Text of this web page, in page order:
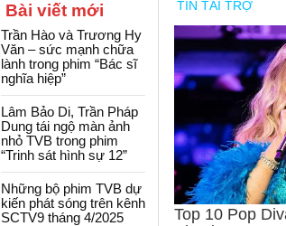
Bài viết mới
Trần Hào và Trương Hy
Văn – sức mạnh chữa
lành trong phim “Bác sĩ
nghĩa hiệp”
Lâm Bảo Di, Trần Pháp
Dung tái ngộ màn ảnh
nhỏ TVB trong phim
“Trinh sát hình sự 12”
Những bộ phim TVB dự
kiến phát sóng trên kênh
SCTV9 tháng 4/2025